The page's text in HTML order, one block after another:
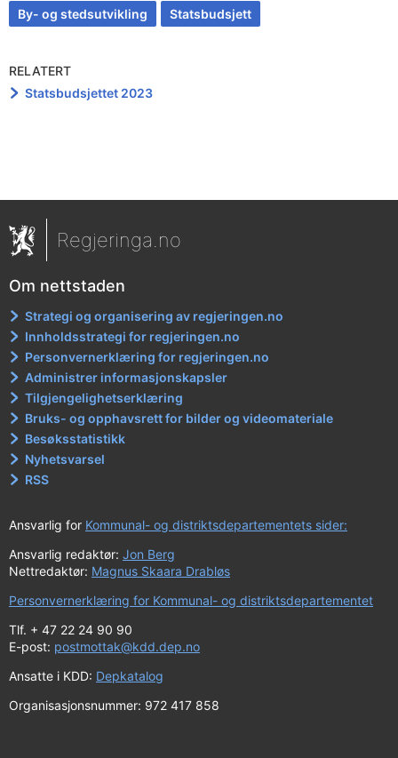
By- og stedsutvikling Statsbudsjett
RELATERT
Statsbudsjettet 2023
Regjeringa.no
Om nettstaden
Strategi og organisering av regjeringen.no
Innholdsstrategi for regjeringen.no
Personvernerklæring for regjeringen.no
Administrer informasjonskapsler
Tilgjengelighetserklæring
Bruks- og opphavsrett for bilder og videomateriale
Besøksstatistikk
Nyhetsvarsel
RSS
Ansvarlig for Kommunal- og distriktsdepartementets sider:
Ansvarlig redaktør: Jon Berg
Nettredaktør: Magnus Skaara Drabløs
Personvernerklæring for Kommunal- og distriktsdepartementet
Tlf. + 47 22 24 90 90
E-post: postmottak@kdd.dep.no
Ansatte i KDD: Depkatalog
Organisasjonsnummer: 972 417 858